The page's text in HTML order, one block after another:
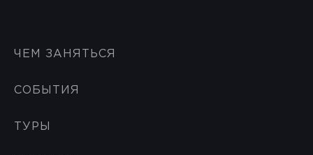
ЧЕМ ЗАНЯТЬСЯ
СОБЫТИЯ
ТУРЫ